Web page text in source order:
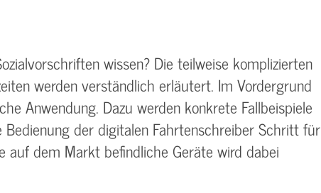
wissen? Die teilweise komplizierten
werden verständlich erläutert. Im Vordergrund
Anwendung. Dazu werden konkrete Fallbeispiele
der digitalen Fahrtenschreiber Schritt für
dem Markt befindliche Geräte wird dabei